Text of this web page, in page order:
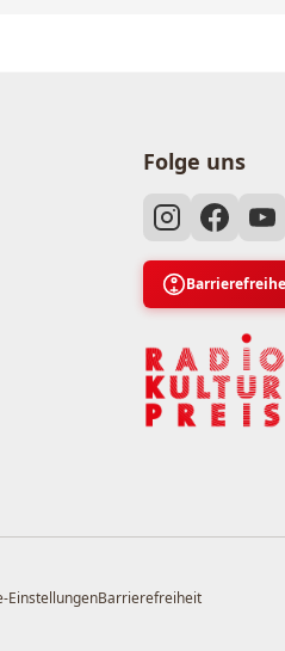
Folge uns
EinstellungenBarrierefreiheit